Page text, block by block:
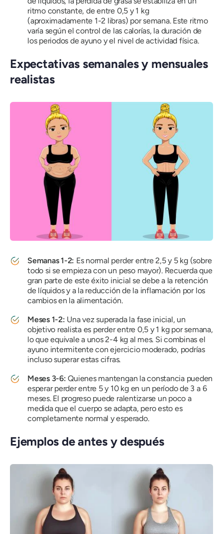
ritmo constante, de entre 0,5 y 1 kg
(aproximadamente 1-2 libras) por semana. Este ritmo
varía según el control de las calorías, la duración de
los periodos de ayuno y el nivel de actividad física.
Expectativas semanales y mensuales
realistas
Semanas 1-2: Es normal perder entre 2,5 y 5 kg (sobre
todo si se empieza con un peso mayor). Recuerda que
gran parte de este éxito inicial se debe a la retención
de líquidos y a la reducción de la inflamación por los
cambios en la alimentación.
Meses 1-2: Una vez superada la fase inicial, un
objetivo realista es perder entre 0,5 y 1 kg por semana,
lo que equivale a unos 2-4 kg al mes. Si combinas el
ayuno intermitente con ejercicio moderado, podrías
incluso superar estas cifras.
Meses 3-6: Quienes mantengan la constancia pueden
esperar perder entre 5 y 10 kg en un período de 3 a 6
meses. El progreso puede ralentizarse un poco a
medida que el cuerpo se adapta, pero esto es
completamente normal y esperado.
Ejemplos de antes y después